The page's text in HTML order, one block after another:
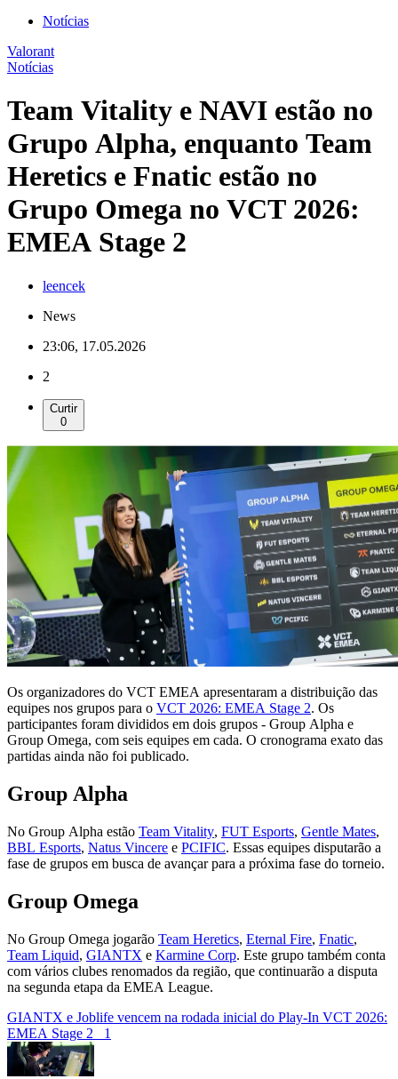
Notícias
Valorant
Notícias
Team Vitality e NAVI estão no
Grupo Alpha, enquanto Team
Heretics e Fnatic estão no
Grupo Omega no VCT 2026:
EMEA Stage 2
leencek
News
23:06, 17.05.2026
2
Curtir
0
Os organizadores do VCT EMEA apresentaram a distribuição das
equipes nos grupos para o VCT 2026: EMEA Stage 2. Os
participantes foram divididos em dois grupos - Group Alpha e
Group Omega, com seis equipes em cada. O cronograma exato das
partidas ainda não foi publicado.
Group Alpha
No Group Alpha estão Team Vitality, FUT Esports, Gentle Mates,
BBL Esports, Natus Vincere e PCIFIC. Essas equipes disputarão a
fase de grupos em busca de avançar para a próxima fase do torneio.
Group Omega
No Group Omega jogarão Team Heretics, Eternal Fire, Fnatic,
Team Liquid, GIANTX e Karmine Corp. Este grupo também conta
com vários clubes renomados da região, que continuarão a disputa
na segunda etapa da EMEA League.
GIANTX e Joblife vencem na rodada inicial do Play-In VCT 2026:
EMEA Stage 2 1